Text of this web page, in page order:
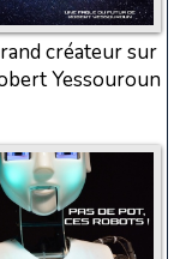
créateur sur
Yessouroun